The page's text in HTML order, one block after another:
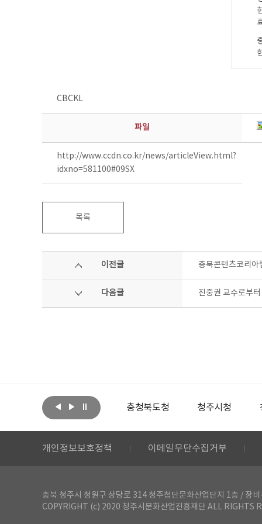
CBCKL
파일
http://www.ccdn.co.kr/news/articleView.html?
idxno=581100#09SX
목록
이전글 충북콘텐츠코리
다음글 진중권 교수로부
문화체육관광부 충청북도청 청주시청
개인정보보호정책 이메일무단수집거부
충북 청주시 청원구 상당로 314 청주첨단문화산업단지 1층 /
COPYRIGHT (c) 2020 청주시문화산업진흥재단 ALL RIGHTS